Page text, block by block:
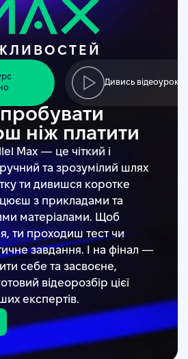
ніж платити
Max — це чіткий і
та зрозумілий шлях
ти дивишся коротке
з прикладами та
матеріалами. Щоб
ти проходиш тест чи
завдання. І на фінал —
себе та засвоєне,
відеорозбір цієї
експертів.
Дивись відеоуроки